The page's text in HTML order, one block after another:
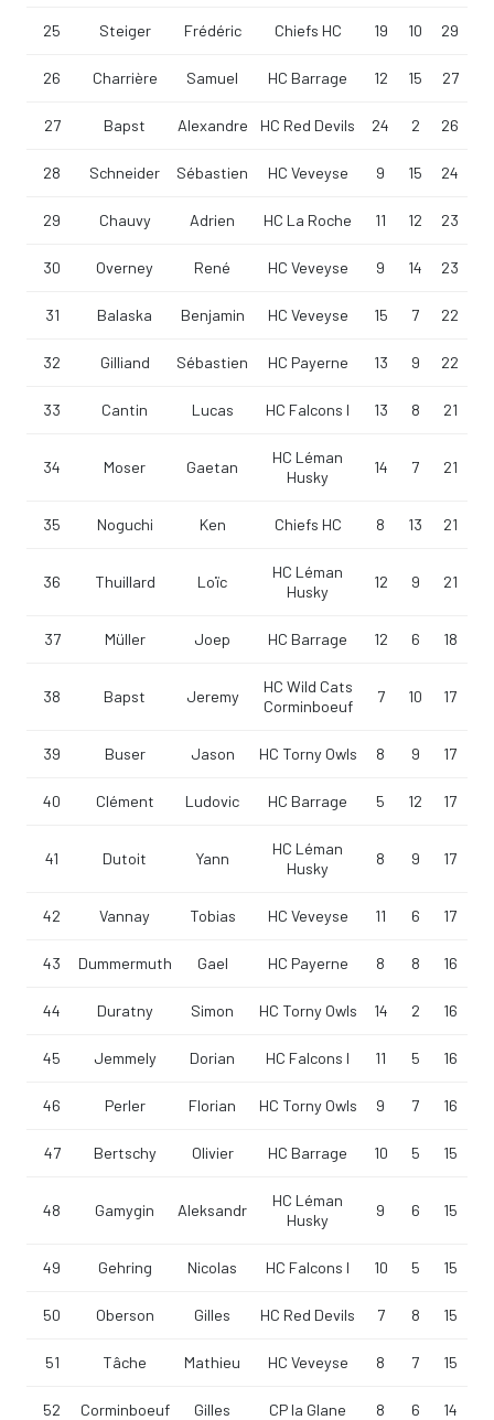
25 Steiger Frédéric Chiefs HC 19 10 29
26 Charrière Samuel HC Barrage 12 15 27
27 Bapst Alexandre HC Red Devils 24 2 26
28 Schneider Sébastien HC Veveyse 9 15 24
29 Chauvy Adrien HC La Roche 11 12 23
30 Overney René HC Veveyse 9 14 23
31 Balaska Benjamin HC Veveyse 15 7 22
32 Gilliand Sébastien HC Payerne 13 9 22
33 Cantin Lucas HC Falcons I 13 8 21
34 Moser Gaetan
HC Léman
Husky
14 7 21
35 Noguchi Ken Chiefs HC 8 13 21
36 Thuillard Loïc
HC Léman
Husky
12 9 21
37 Müller Joep HC Barrage 12 6 18
38 Bapst Jeremy
HC Wild Cats
Corminboeuf
7 10 17
39 Buser Jason HC Torny Owls 8 9 17
40 Clément Ludovic HC Barrage 5 12 17
41 Dutoit Yann
HC Léman
Husky
8 9 17
42 Vannay Tobias HC Veveyse 11 6 17
43 Dummermuth Gael HC Payerne 8 8 16
44 Duratny Simon HC Torny Owls 14 2 16
45 Jemmely Dorian HC Falcons I 11 5 16
46 Perler Florian HC Torny Owls 9 7 16
47 Bertschy Olivier HC Barrage 10 5 15
48 Gamygin Aleksandr
HC Léman
Husky
9 6 15
49 Gehring Nicolas HC Falcons I 10 5 15
50 Oberson Gilles HC Red Devils 7 8 15
51 Tâche Mathieu HC Veveyse 8 7 15
52 Corminboeuf Gilles CP la Glane 8 6 14